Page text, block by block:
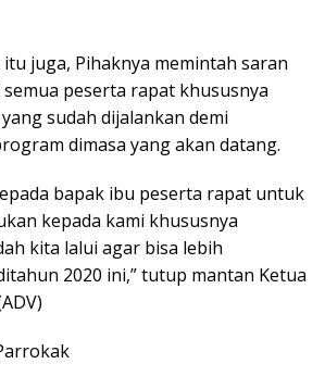
juga, Pihaknya memintah saran
peserta rapat khususnya
sudah dijalankan demi
dimasa yang akan datang.
bapak ibu peserta rapat untuk
kepada kami khususnya
kita lalui agar bisa lebih
2020 ini,” tutup mantan Ketua